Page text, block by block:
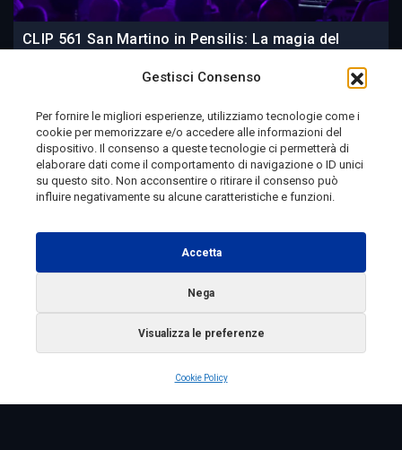
Gestisci Consenso
Per fornire le migliori esperienze, utilizziamo tecnologie come i
cookie per memorizzare e/o accedere alle informazioni del
dispositivo. Il consenso a queste tecnologie ci permetterà di
elaborare dati come il comportamento di navigazione o ID unici
su questo sito. Non acconsentire o ritirare il consenso può
influire negativamente su alcune caratteristiche e funzioni.
Accetta
Nega
Visualizza le preferenze
Cookie Policy
CLIP 561 San Martino in Pensilis: La magia del
1 giorno fa
Telemolise - reg. Tribunale di Campobasso n. 133 del
10/08/1982 - Direttore Responsabile:MANUELA
Testata Giornalistica Sportiva: reg. Tribunale Di
Campobasso n. 224 del 4/5/1996 - Direttore Responsabile:
ANTONIO DI LALLO
Radio Tele Molise s.r.l. - P.IVA 00213640709